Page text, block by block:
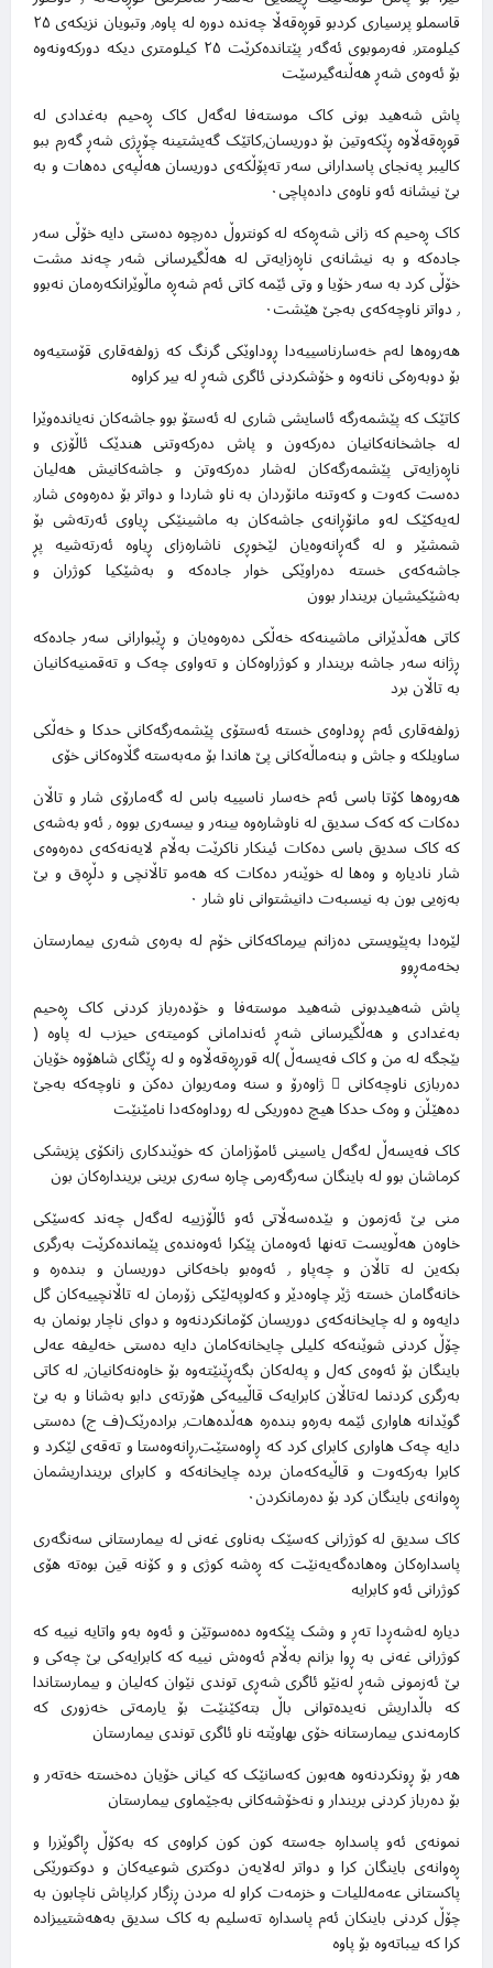
قاسملو پرسیاری کردبو قوڕەقەڵا چەندە دورە لە پاوە٫ وتبویان نزیکەی ۲۵
کیلومتر٫ فەرموبوی ئەگەر پێتاندەکرێت ۲۵ کیلومتری دیکە دورکەونەوە
بۆ ئەوەی شەڕ هەڵنەگیرسێت
پاش شەهید بونی کاک موستەفا لەگەل کاک ڕەحیم بەغدادی لە
قوڕەقەڵاوە ڕێکەوتین بۆ دوریسان٫کاتێک گەیشتینە چۆڕژی شەڕ گەرم ببو
کالیبر پەنجای پاسدارانی سەر تەپۆڵکەی دوریسان هەڵپەی دەهات و بە
بێ نیشانە ئەو ناوەی دادەپاچی۰
کاک ڕەحیم کە زانی شەڕەکە لە کونتروڵ دەرچوە دەستی دایە خۆڵی سەر
جادەکە و بە نیشانەی ناڕەزایەتی لە هەڵگیرسانی شەر چەند مشت
خۆڵی کرد بە سەر خۆیا و وتی ئێمە کاتی ئەم شەڕە ماڵوێرانکەرەمان نەبوو
٫ دواتر ناوچەکەی بەجێ هێشت۰
هەروەها لەم خەسارناسییەدا ڕوداوێکی گرنگ کە زولفەقاری قۆستیەوە
بۆ دوبەرەکی نانەوە و خۆشکردنی ئاگری شەڕ لە بیر کراوە
کاتێک کە پێشمەرگە ئاسایشی شاری لە ئەستۆ بوو جاشەکان نەیاندەوێرا
لە جاشخانەکانیان دەرکەون و پاش دەرکەوتنی هندێک ئاڵۆزی و
ناڕەزایەتی پێشمەرگەکان لەشار دەرکەوتن و جاشەکانیش هەلیان
دەست کەوت و کەوتنە مانۆردان بە ناو شاردا و دواتر بۆ دەرەوەی شار٫
لەیەکێک لەو مانۆڕانەی جاشەکان بە ماشینێکی ڕیاوی ئەرتەشی بۆ
شمشێر و لە گەڕانەوەیان لێخوڕی ناشارەزای ڕیاوە ئەرتەشیە پڕ
جاشەکەی خستە دەراوێکی خوار جادەکە و بەشێکیا کوژران و
بەشێکیشیان بریندار بوون
کاتی هەڵدێرانی ماشینەکە خەڵکی دەرەوەیان و ڕێبوارانی سەر جادەکە
ڕژانە سەر جاشە بریندار و کوژراوەکان و تەواوی چەک و تەقمنیەکانیان
بە تاڵان برد
زولفەقاری ئەم ڕوداوەی خستە ئەستۆی پێشمەرگەکانی حدکا و خەڵکی
ساویلکە و جاش و بنەماڵەکانی پێ هاندا بۆ مەبەستە گڵاوەکانی خۆی
هەروەها کۆتا باسی ئەم خەسار ناسییە باس لە گەمارۆی شار و تاڵان
دەکات کە کەک سدیق لە ناوشارەوە بینەر و بیسەری بووە ٫ ئەو بەشەی
کە کاک سدیق باسی دەکات ئینکار ناکرێت بەڵام لایەنەکەی دەرەوەی
شار نادیارە و وەها لە خوێنەر دەکات کە هەمو تاڵانچی و دڵڕەق و بێ
بەزەیی بون بە نیسبەت دانیشتوانی ناو شار ۰
لێرەدا بەپێویستی دەزانم بیرماکەکانی خۆم لە بەرەی شەری بیمارستان
بخەمەڕوو
پاش شەهیدبونی شەهید موستەفا و خۆدەرباز کردنی کاک ڕەحیم
بەغدادی و هەڵگیرسانی شەڕ ئەندامانی کومیتەی حیزب لە پاوە (
بێجگە لە من و کاک فەیسەڵ )لە قورڕەقەڵاوە و لە ڕێگای شاهۆوە خۆیان
دەربازی ناوچەکانی ِ ژاوەرۆ و سنە ومەریوان دەکن و ناوچەکە بەجێ
دەهێڵن و وەک حدکا هیچ دەوریکی لە روداوەکەدا نامێنێت
کاک فەیسەڵ لەگەل یاسینی ئامۆزامان کە خوێندکاری زانکۆی پزیشکی
کرماشان بوو لە باینگان سەرگەرمی چارە سەری برینی بریندارەکان بون
منی بێ ئەزمون و بێدەسەڵاتی ئەو ئاڵۆزییە لەگەل چەند کەسێکی
خاوەن هەڵویست تەنها ئەوەمان پێکرا ئەوەندەی پێماندەکرێت بەرگری
بکەین لە تاڵان و چەپاو ٫ ئەوەبو باخەکانی دوریسان و بندەرە و
خانەگامان خستە ژێر چاوەدێر و کەلوپەلێکی زۆرمان لە تاڵانچییەکان گل
دایەوە و لە چایخانەکەی دوریسان کۆمانکردنەوە و دوای ناچار بونمان بە
چۆڵ کردنی شوێنەکە کلیلی چایخانەکامان دایە دەستی خەلیفە عەلی
باینگان بۆ ئەوەی کەل و پەلەکان بگەڕێنێتەوە بۆ خاوەنەکانیان٫ لە کاتی
بەرگری کردنما لەتاڵان کابرایەک قاڵییەکی هۆرتەی دابو بەشانا و بە بێ
گوێدانە هاواری ئێمە بەرەو بندەرە هەڵدەهات٫ برادەرێک(ف ج) دەستی
دایە چەک هاواری کابرای کرد کە ڕاوەستێت٫ڕانەوەستا و تەقەی لێکرد و
کابرا بەرکەوت و قاڵیەکەمان بردە چایخانەکە و کابرای برینداریشمان
ڕەوانەی باینگان کرد بۆ دەرمانکردن۰
کاک سدیق لە کوژرانی کەسێک بەناوی غەنی لە بیمارستانی سەنگەری
پاسدارەکان وەهادەگەیەنێت کە ڕەشە کوژی و و کۆنە قین بوەتە هۆی
کوژرانی ئەو کابرایە
دیارە لەشەڕدا تەڕ و وشک پێکەوە دەەسوتێن و ئەوە بەو واتایە نییە کە
کوژرانی غەنی بە ڕوا بزانم بەڵام ئەوەش نییە کە کابرایەکی بێ چەکی و
بێ ئەزمونی شەڕ لەنێو ئاگری شەڕی توندی نێوان کەلیان و بیمارستاندا
کە باڵداریش نەیدەتوانی باڵ بتەکێنێت بۆ یارمەتی خەزوری کە
کارمەندی بیمارستانە خۆی بهاوێتە ناو ئاگری توندی بیمارستان
هەر بۆ ڕونکردنەوە هەبون کەسانێک کە کیانی خۆیان دەخستە خەتەر و
بۆ دەرباز کردنی بریندار و نەخۆشەکانی بەجێماوی بیمارستان
نمونەی ئەو پاسدارە جەستە کون کون کراوەی کە بەکۆڵ ڕاگوێزرا و
ڕەوانەی باینگان کرا و دواتر لەلایەن دوکتری شوعیەکان و دوکتورێکی
پاکستانی عەمەللیات و خزمەت کراو لە مردن ڕزگار کرا٫پاش ناچابون بە
چۆڵ کردنی باینکان ئەم پاسدارە تەسلیم بە کاک سدیق بەهەشتییزادە
کرا کە بیباتەوە بۆ پاوە